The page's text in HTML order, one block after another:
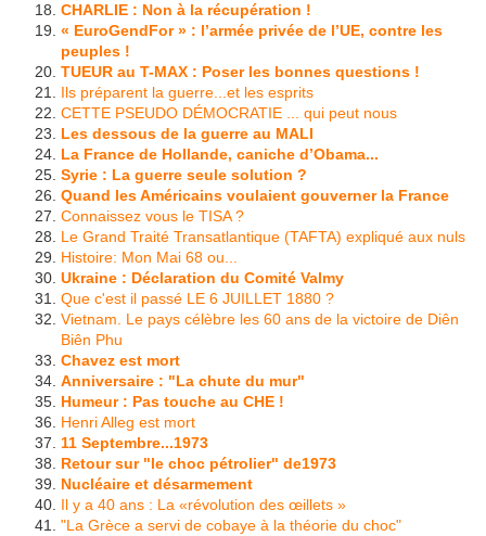
CHARLIE : Non à la récupération !
« EuroGendFor » : l’armée privée de l’UE, contre les
peuples !
TUEUR au T-MAX : Poser les bonnes questions !
Ils préparent la guerre...et les esprits
CETTE PSEUDO DÉMOCRATIE ... qui peut nous
Les dessous de la guerre au MALI
La France de Hollande, caniche d’Obama...
Syrie : La guerre seule solution ?
Quand les Américains voulaient gouverner la France
Connaissez vous le TISA ?
Le Grand Traité Transatlantique (TAFTA) expliqué aux nuls
Histoire: Mon Mai 68 ou...
Ukraine : Déclaration du Comité Valmy
Que c'est il passé LE 6 JUILLET 1880 ?
Vietnam. Le pays célèbre les 60 ans de la victoire de Diên
Biên Phu
Chavez est mort
Anniversaire : "La chute du mur"
Humeur : Pas touche au CHE !
Henri Alleg est mort
11 Septembre...1973
Retour sur "le choc pétrolier" de1973
Nucléaire et désarmement
Il y a 40 ans : La «révolution des œillets »
"La Grèce a servi de cobaye à la théorie du choc"